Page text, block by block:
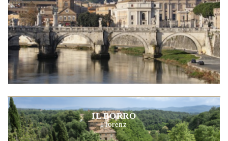
IL BORRO
Florenz